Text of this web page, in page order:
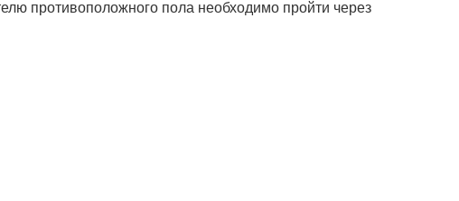
противоположного пола необходимо пройти через